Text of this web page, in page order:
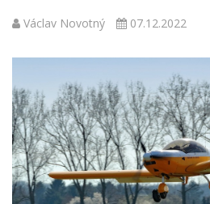
Václav Novotný 07.12.2022